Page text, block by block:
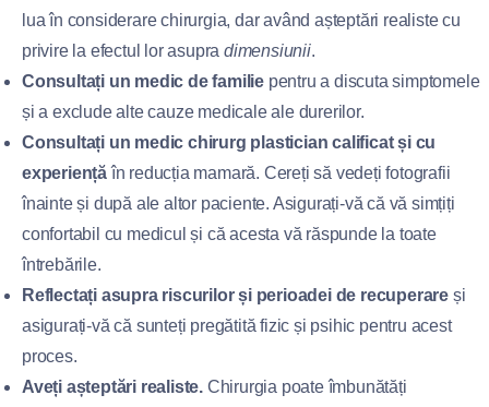
lua în considerare chirurgia, dar având așteptări realiste cu
privire la efectul lor asupradimensiunii.
Consultați un medic de familie pentru a discuta simptomele
și a exclude alte cauze medicale ale durerilor.
Consultați un medic chirurg plastician calificat și cu
experiențăîn reducția mamară. Cereți să vedeți fotografii
înainte și după ale altor paciente. Asigurați-vă că vă simțiți
confortabil cu medicul și că acesta vă răspunde la toate
întrebările.
Reflectați asupra riscurilor și perioadei de recuperare și
asigurați-vă că sunteți pregătită fizic și psihic pentru acest
proces.
Aveți așteptări realiste. Chirurgia poate îmbunătăți